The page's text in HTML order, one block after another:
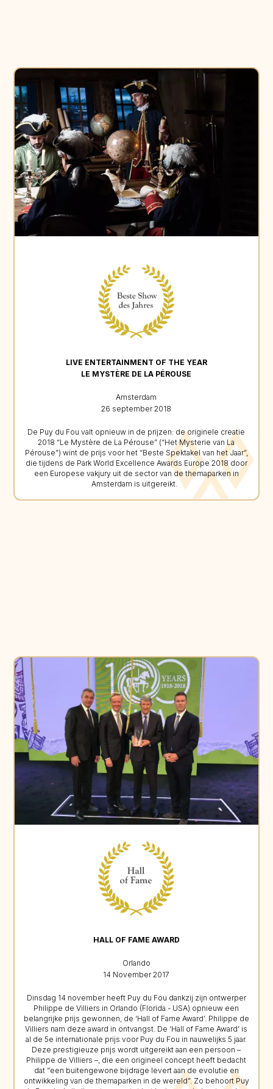
LIVE ENTERTAINMENT OF THE YEAR
LE MYSTÈRE DE LA PÉROUSE
Amsterdam
26 september 2018
De Puy du Fou valt opnieuw in de prijzen: de originele creatie
2018 “Le Mystère de La Pérouse” (“Het Mysterie van La
Pérouse”) wint de prijs voor het “Beste Spektakel van het Jaar”,
die tijdens de Park World Excellence Awards Europe 2018 door
een Europese vakjury uit de sector van de themaparken in
Amsterdam is uitgereikt.
HALL OF FAME AWARD
Orlando
14 November 2017
Dinsdag 14 november heeft Puy du Fou dankzij zijn ontwerper
Philippe de Villiers in Orlando (Florida - USA) opnieuw een
belangrijke prijs gewonnen, de ‘Hall of Fame Award’. Philippe de
Villiers nam deze award in ontvangst. De ‘Hall of Fame Award’ is
al de 5e internationale prijs voor Puy du Fou in nauwelijks 5 jaar.
Deze prestigieuze prijs wordt uitgereikt aan een persoon –
Philippe de Villiers –, die een origineel concept heeft bedacht
dat “een buitengewone bijdrage levert aan de evolutie en
ontwikkeling van de themaparken in de wereld”. Zo behoort Puy